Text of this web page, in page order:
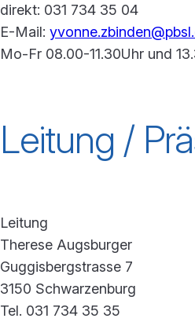
direkt: 031 734 35 04
E-Mail:
Mo-Fr 08.00-11.30Uhr und
Leitung /
Leitung
Therese Augsburger
Guggisbergstrasse 7
3150 Schwarzenburg
Tel. 031 734 35 35